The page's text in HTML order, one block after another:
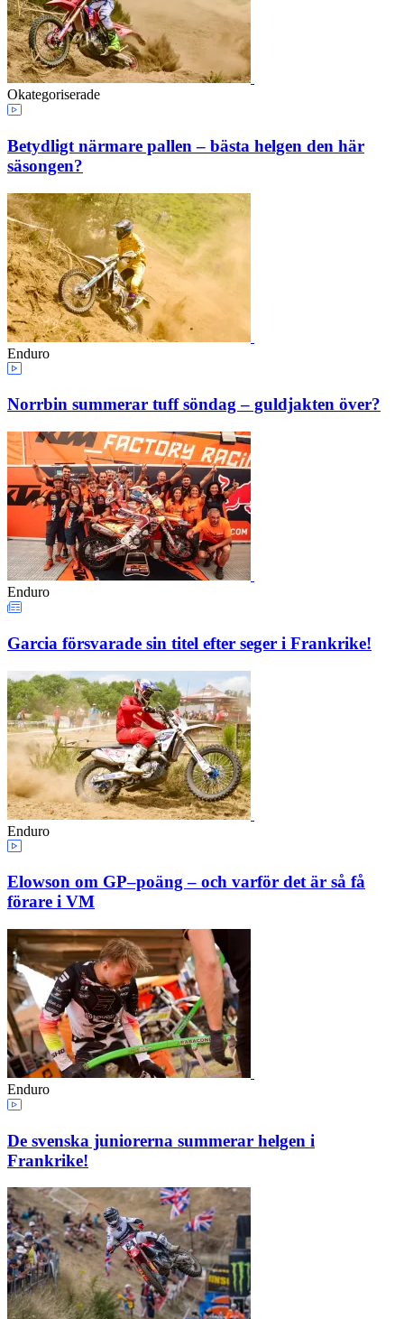
Okategoriserade
Betydligt närmare pallen – bästa helgen den här
säsongen?
Enduro
Norrbin summerar tuff söndag – guldjakten över?
Enduro
Garcia försvarade sin titel efter seger i Frankrike!
Enduro
Elowson om GP–poäng – och varför det är så få
förare i VM
Enduro
De svenska juniorerna summerar helgen i
Frankrike!